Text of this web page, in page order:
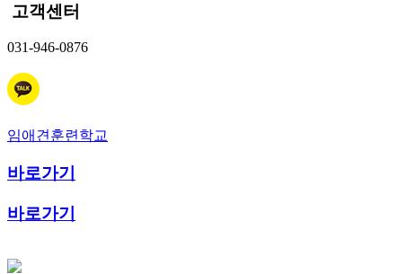
고객센터
031-946-0876
임애견훈련학교
바로가기
바로가기